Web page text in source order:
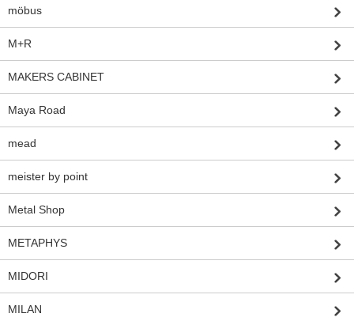
möbus
M+R
MAKERS CABINET
Maya Road
mead
meister by point
Metal Shop
METAPHYS
MIDORI
MILAN